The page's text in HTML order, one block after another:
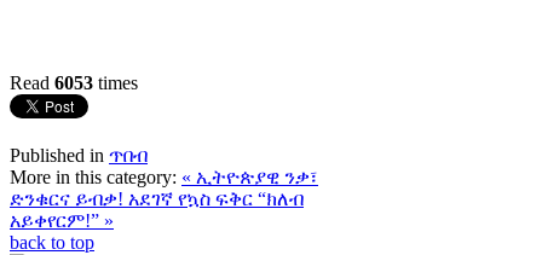
Read 6053 times
Published in ጥበብ
More in this category: « ኢትዮጵያዊ ንቃ፣
ድንቁርና ይብቃ! አደገኛ የኳስ ፍቅር “ክለብ
አይቀየርም!” »
back to top